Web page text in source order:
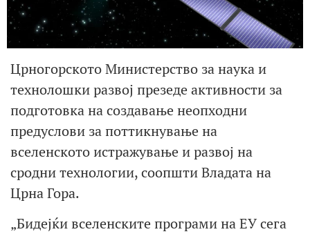
Црногорското Министерство за наука и
технолошки развој презеде активности за
подготовка на создавање неопходни
предуслови за поттикнување на
вселенското истражување и развој на
сродни технологии, соопшти Владата на
Црна Гора.
„Бидејќи вселенските програми на ЕУ сега